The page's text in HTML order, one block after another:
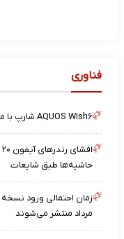
فناوری
AQUOS Wish۶ شارپ با محافظت در برابر کلاهبرداری معرفی شد
حاشیه‌ها طبق شایعات
مرداد منتشر می‌شوند